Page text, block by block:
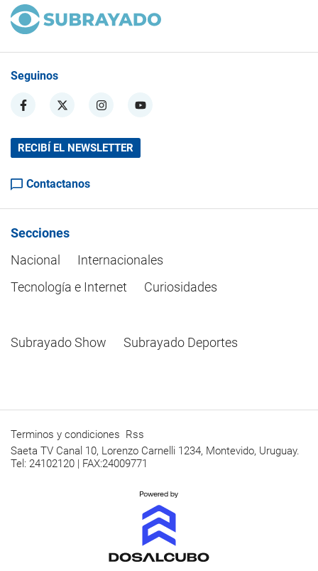
Seguinos
RECIBÍ EL NEWSLETTER
Contactanos
Secciones
Nacional
Internacionales
Tecnología e Internet
Curiosidades
Subrayado Show Subrayado Deportes
Terminos y condiciones Rss
Saeta TV Canal 10, Lorenzo Carnelli 1234, Montevido, Uruguay.
Tel: 24102120 | FAX:24009771